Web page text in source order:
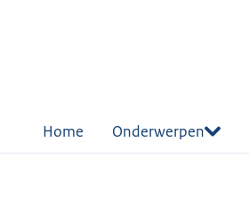
Home Onderwerpen